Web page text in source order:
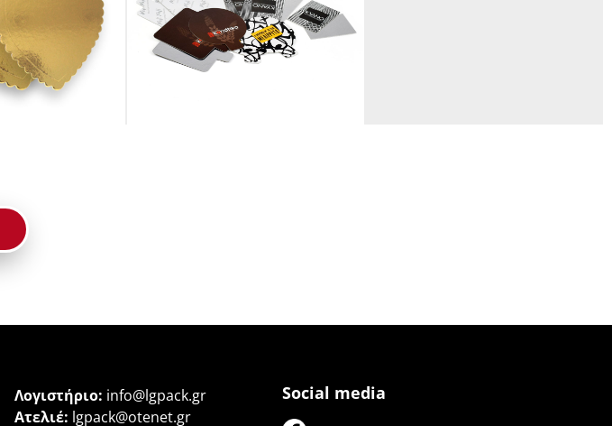
Λογιστήριο: info@lgpack.gr
Ατελιέ: lgpack@otenet.gr
Social media